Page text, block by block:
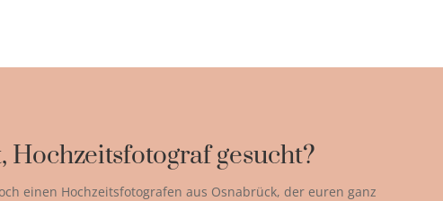
Hochzeitsfotograf gesucht?
einen Hochzeitsfotografen aus Osnabrück, der euren ganz